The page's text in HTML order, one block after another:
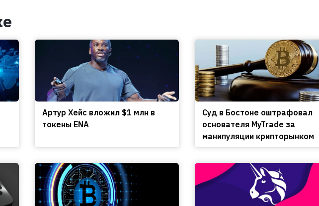
Артур Хейс вложил $1 млн в
токены ENA
Cуд в Бостоне оштрафовал
основателя MyTrade за
манипуляции крипторынком